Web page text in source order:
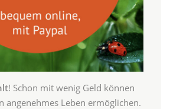
! Schon mit wenig Geld können
angenehmes Leben ermöglichen.